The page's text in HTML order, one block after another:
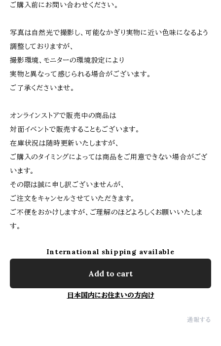
ご購入前にお問い合わせください。
写真は自然光で撮影し、可能なかぎり実物に近い色味になるよう
調整しておりますが、
撮影環境、モニターの環境設定により
実物と異なって感じられる場合がございます。
ご了承くださいませ。
オンラインストアで販売中の商品は
対面イベントで販売することもございます。
在庫状況は随時更新いたしますが、
ご購入のタイミングによっては商品をご用意できない場合がござ
います。
その際は誠に申し訳ございませんが、
ご注文をキャンセルさせていただきます。
ご不便をおかけしますが、ご理解のほどよろしくお願いいたしま
す。
International shipping available
Add to cart
日本国内にお住まいの方向け
通報する